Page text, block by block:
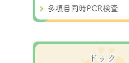
多項目同時PCR検査
ドック